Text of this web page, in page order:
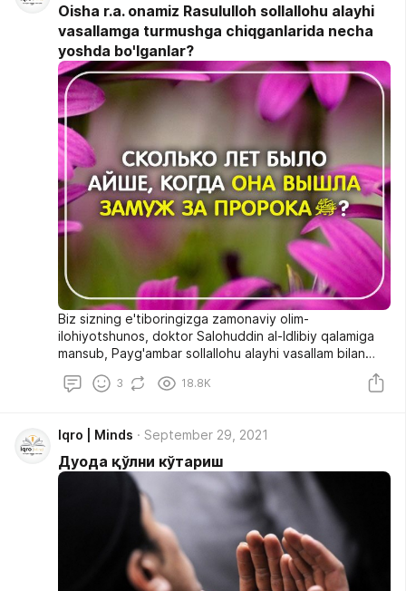
Oisha r.a. onamiz Rasululloh sollallohu alayhi
vasallamga turmushga chiqganlarida necha
yoshda bo'lganlar?
Biz sizning e'tiboringizga zamonaviy olim-
ilohiyotshunos, doktor Salohuddin al-Idlibiy qalamiga
mansub, Payg'ambar sollallohu alayhi vasallam bilan
belgilanishi haqidagi tadqiqotni taqdim etamiz.
3 18.8K
Iqro | Minds September 29, 2021
Дуода қўлни кўтариш